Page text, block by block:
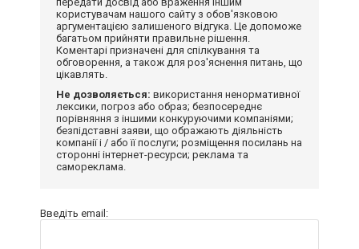
користувачам нашого сайту з обов'язковою
аргументацією залишеного відгука. Це допоможе
багатьом прийняти правильне рішення.
Коментарі призначені для спілкування та
обговорення, а також для роз'яснення питань, що
цікавлять.
Не дозволяється: використання ненормативної
лексики, погроз або образ; безпосереднє
порівняння з іншими конкуруючими компаніями;
безпідставні заяви, що ображають діяльність
компанії і / або її послуги; розміщення посилань на
сторонні інтернет-ресурси; реклама та
самореклама.
Введіть email: